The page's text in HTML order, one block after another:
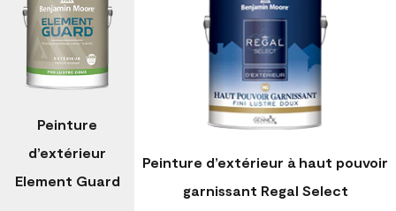
Peinture
d’extérieur
Element Guard
Peinture d’extérieur à haut pouvoir
garnissant Regal Select